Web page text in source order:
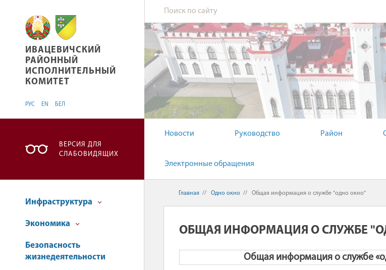
ИВАЦЕВИЧСКИЙ РАЙОННЫЙ ИСПОЛНИТЕЛЬНЫЙ КОМИТЕТ
ИВАЦЕВИЧСКИЙ
РАЙОННЫЙ
ИСПОЛНИТЕЛЬНЫЙ
КОМИТЕТ
РУС EN БЕЛ
ВЕРСИЯ ДЛЯ
СЛАБОВИДЯЩИХ
Новости Руководство Район
Электронные обращения
Инфраструктура
Экономика
Безопасность
жизнедеятельности
Главная // Одно окно // Общая информация о службе "одно окно"
ОБЩАЯ ИНФОРМАЦИЯ О СЛУЖБЕ
Общая информация о службе